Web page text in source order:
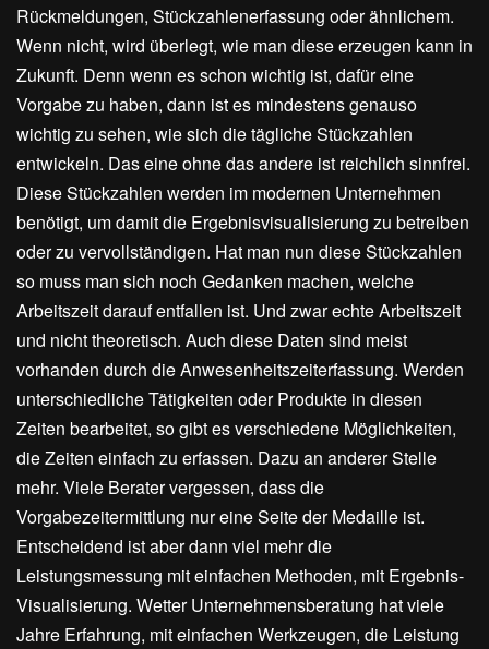
Rückmeldungen, Stückzahlenerfassung oder ähnlichem.
Wenn nicht, wird überlegt, wie man diese erzeugen kann in
Zukunft. Denn wenn es schon wichtig ist, dafür eine
Vorgabe zu haben, dann ist es mindestens genauso
wichtig zu sehen, wie sich die tägliche Stückzahlen
entwickeln. Das eine ohne das andere ist reichlich sinnfrei.
Diese Stückzahlen werden im modernen Unternehmen
benötigt, um damit die Ergebnisvisualisierung zu betreiben
oder zu vervollständigen. Hat man nun diese Stückzahlen
so muss man sich noch Gedanken machen, welche
Arbeitszeit darauf entfallen ist. Und zwar echte Arbeitszeit
und nicht theoretisch. Auch diese Daten sind meist
vorhanden durch die Anwesenheitszeiterfassung. Werden
unterschiedliche Tätigkeiten oder Produkte in diesen
Zeiten bearbeitet, so gibt es verschiedene Möglichkeiten,
die Zeiten einfach zu erfassen. Dazu an anderer Stelle
mehr. Viele Berater vergessen, dass die
Vorgabezeitermittlung nur eine Seite der Medaille ist.
Entscheidend ist aber dann viel mehr die
Leistungsmessung mit einfachen Methoden, mit Ergebnis-
Visualisierung. Wetter Unternehmensberatung hat viele
Jahre Erfahrung, mit einfachen Werkzeugen, die Leistung